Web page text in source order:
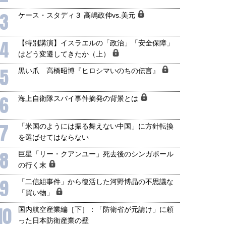
3
ケース・スタディ３ 高嶋政伸vs.美元
【特別講演】イスラエルの「政治」「安全保障」
はどう変遷してきたか（上）
5 黒い爪 高橋昭博『ヒロシマいのちの伝言』
6 海上自衛隊スパイ事件摘発の背景とは
7
「米国のようには振る舞えない中国」に方針転換
を選ばせてはならない
8
巨星「リー・クアンユー」死去後のシンガポール
の行く末
9
「二信組事件」から復活した河野博晶の不思議な
「買い物」
国内航空産業編［下］：「防衛省が元請け」に頼
った日本防衛産業の壁